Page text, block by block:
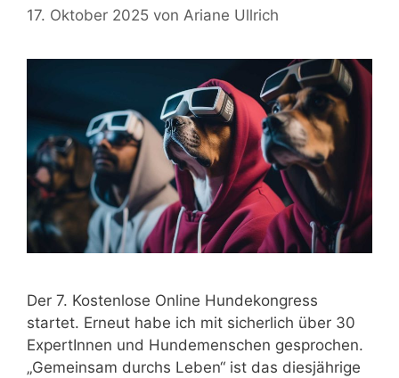
17. Oktober 2025 von Ariane Ullrich
Der 7. Kostenlose Online Hundekongress
startet. Erneut habe ich mit sicherlich über 30
ExpertInnen und Hundemenschen gesprochen.
„Gemeinsam durchs Leben“ ist das diesjährige